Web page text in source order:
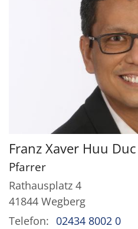
Franz Xaver Huu Duc
Pfarrer
Rathausplatz 4
41844 Wegberg
Telefon: 02434 8002 0